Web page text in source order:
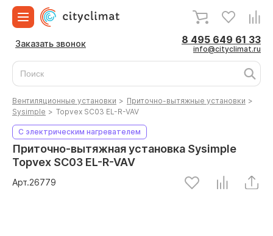
Заказать звонок 8 495 649 61 33
info@cityclimat.ru
Вентиляционные установки > Приточно-вытяжные установки >
Sysimple > Topvex SC03 EL-R-VAV
С электрическим нагревателем
Приточно-вытяжная установка Sysimple
Topvex SC03 EL-R-VAV
Арт.26779